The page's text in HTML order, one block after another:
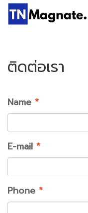
ติดต่อเรา
Name *
E-mail *
Phone *